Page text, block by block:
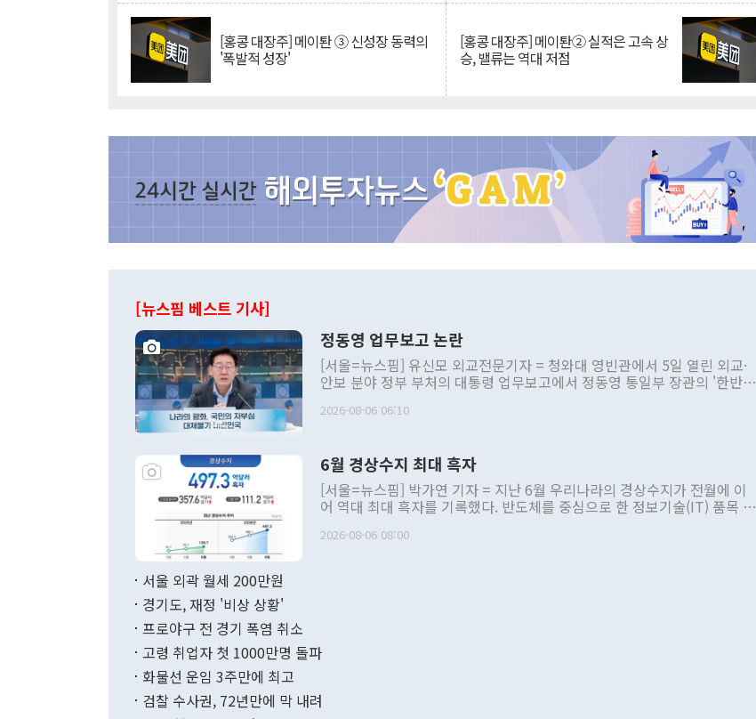
[홍콩 대장주] 메이퇀 ③ 신성장 동력의
'폭발적 성장'
[홍콩 대장주] 메이퇀② 실적은 고속 상
승, 밸류는 역대 저점
[뉴스핌 베스트 기사]
정동영 업무보고 논란
[서울=뉴스핌] 유신모 외교전문기자 = 청와대 영빈관에서 5일 열린 외교·
안보 분야 정부 부처의 대통령 업무보고에서 정동영 통일부 장관의 '한반도
발언 중에는 정부 내 조율을 거치지 않은 사안을 정책으로 추진하겠다고 공
주의적 희망에 근거한 비현실적 구상'이라는 비판을 내놨다. 그동안 정 장
관의 대북 정책 관련 발언이 물의를 빚은 적은 여러 번 있지만 대통령과 유
관 부처 장관이 공개적으로 부정적 입장을 표명한 것은 이례적이다. 정 장
관의 무리한 대북 접근법과 월권을 제어해야 한다는 목소리도 높아지고 있
다. [정동영 통일부 장관이 지난달 23일 오후 서울 종로구 정부서울청사에
무너졌다고도 했다. 또 "현 시점에서 흘러간 선(先)비핵화만 되뇌는 것은
함께 4자 대화의 동력을 확보하기 위해 최선을 다할 것"이라고 말했다. 하
2026-08-06 06:10
6월 경상수지 최대 흑자
[서울=뉴스핌] 박가연 기자 = 지난 6월 우리나라의 경상수지가 전월에 이
어 역대 최대 흑자를 기록했다. 반도체를 중심으로 한 정보기술(IT) 품목 수
료=한국은행] 한국은행이 6일 발표한 '2026년 6월 국제수지(잠정)'에 따르
며 월간 기준 처음으로 1000억달러를 넘어섰다. 상품수입은 644억8000만
196.9% 급증했고 컴퓨터·주변기기(SSD)는 282.7% 증가했다. IT 품목
수출은 160.4% 늘었으며 비IT 품목도 ▲석유제품(47.5%) ▲화공품
2026-08-06 08:00
서울 외곽 월세 200만원
경기도, 재정 '비상 상황'
프로야구 전 경기 폭염 취소
고령 취업자 첫 1000만명 돌파
화물선 운임 3주만에 최고
검찰 수사권, 72년만에 막 내려